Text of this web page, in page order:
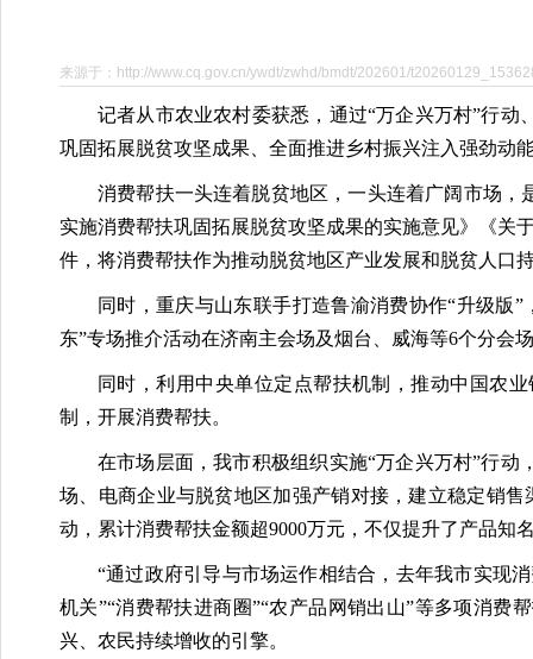
来源于：http://www.cq.gov.cn/ywdt/zwhd/bmdt/202601/
记者从市农业农村委获悉，通过“万企兴万村”行
巩固拓展脱贫攻坚成果、全面推进乡村振兴注入强劲动
消费帮扶一头连着脱贫地区，一头连着广阔市场
实施消费帮扶巩固拓展脱贫攻坚成果的实施意见》《关
件，将消费帮扶作为推动脱贫地区产业发展和脱贫人口
同时，重庆与山东联手打造鲁渝消费协作“升级版
东”专场推介活动在济南主会场及烟台、威海等6个分会
同时，利用中央单位定点帮扶机制，推动中国农
制，开展消费帮扶。
在市场层面，我市积极组织实施“万企兴万村”行
场、电商企业与脱贫地区加强产销对接，建立稳定销
动，累计消费帮扶金额超9000万元，不仅提升了产品知
“通过政府引导与市场运作相结合，去年我市实现
机关”“消费帮扶进商圈”“农产品网销出山”等多项消费
兴、农民持续增收的引擎。